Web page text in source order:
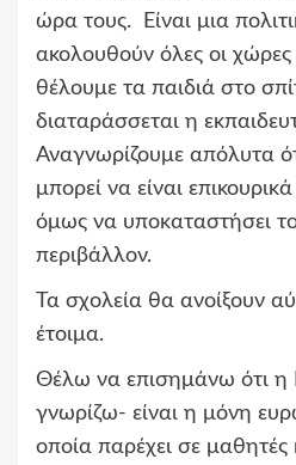
ώρα τους. Είναι μια
ακολουθούν όλες οι
θέλουμε τα παιδιά στο
διαταράσσεται η
Αναγνωρίζουμε απόλυτα
μπορεί να είναι
όμως να υποκαταστήσει
περιβάλλον.
Τα σχολεία θα ανοίξουν
έτοιμα.
Θέλω να επισημάνω ότι η
γνωρίζω- είναι η μόνη
οποία παρέχει σε μαθητές